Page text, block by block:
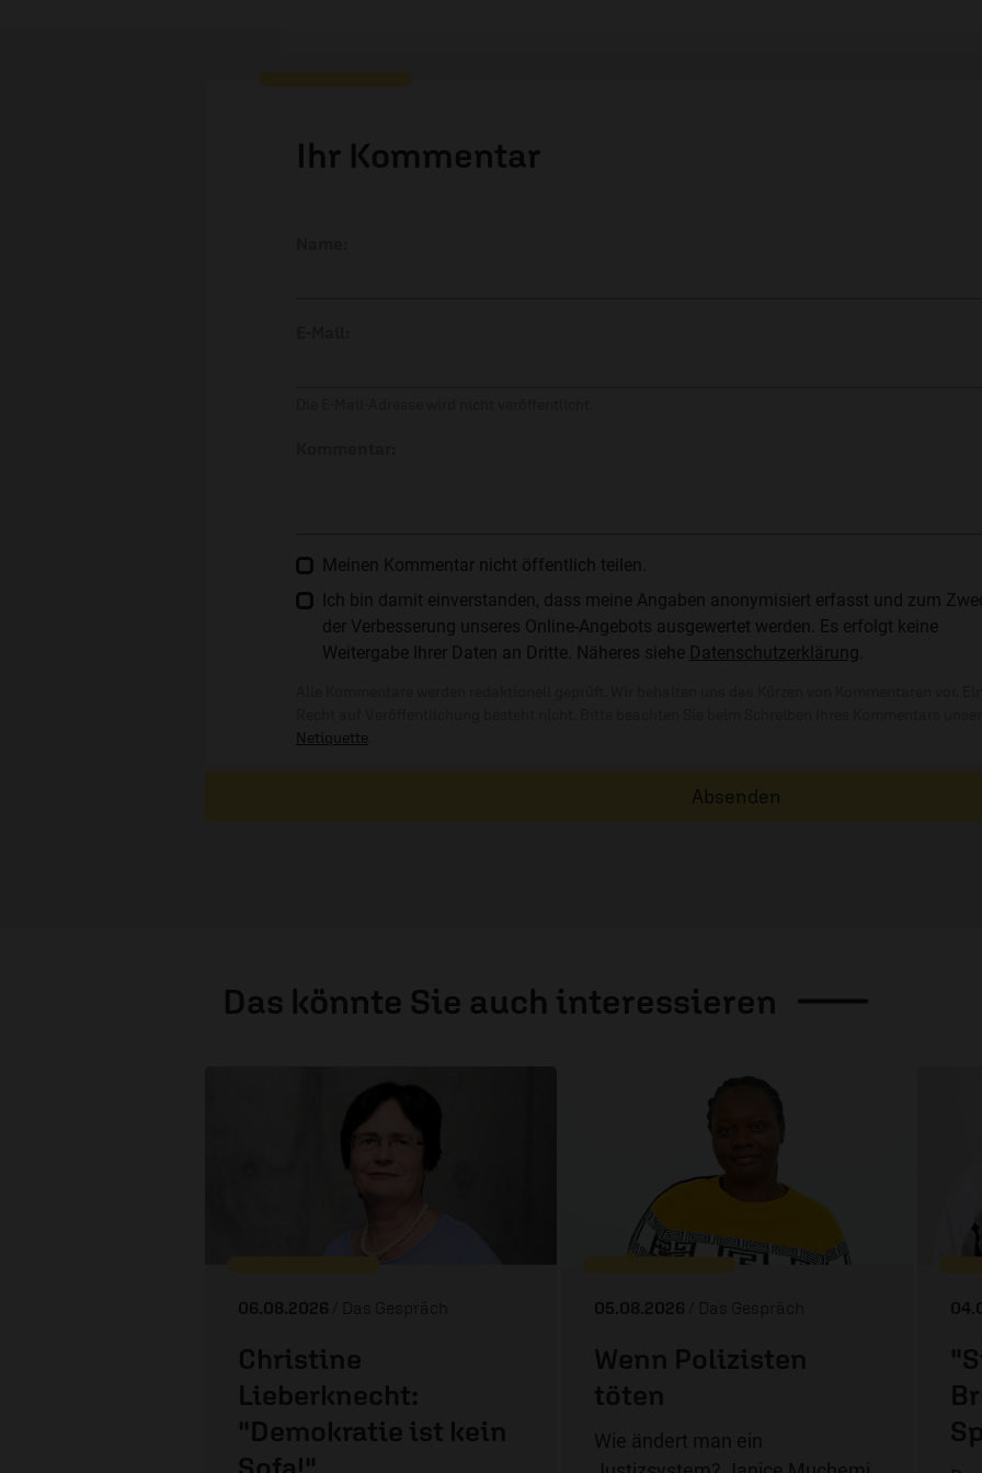
Ihr Kommentar
Meinen Kommentar nicht öffentlich teilen.
Ich bin damit einverstanden, dass meine Angaben anonymisiert erfasst und zum
der Verbesserung unseres Online-Angebots ausgewertet werden. Es erfolgt keine
Weitergabe Ihrer Daten an Dritte. Näheres siehe Datenschutzerklärung
Netiquette
Absenden
Das könnte Sie auch interessieren
06.08.2026 / Das Gespräch
Christine
Lieberknecht:
"Demokratie ist kein
05.08.2026 / Das Gespräch
Wenn Polizisten
töten
Wie ändert man ein